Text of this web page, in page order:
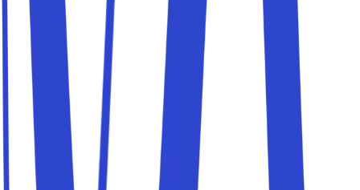
Details
Parkito in Via Domenico Burchiello 73
Details
Parkito in Via dell'Arcovata, 7/A
Details